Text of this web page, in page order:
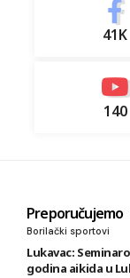
41K
140
Preporučujemo
Borilački sportovi
Lukavac:
godina aikida u